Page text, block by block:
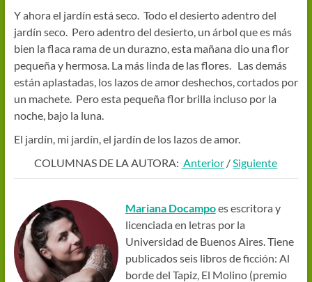
Y ahora el jardín está seco. Todo el desierto adentro del
jardín seco. Pero adentro del desierto, un árbol que es más
bien la flaca rama de un durazno, esta mañana dio una flor
pequeña y hermosa. La más linda de las flores. Las demás
están aplastadas, los lazos de amor deshechos, cortados por
un machete. Pero esta pequeña flor brilla incluso por la
noche, bajo la luna.
El jardín, mi jardín, el jardín de los lazos de amor.
COLUMNAS DE LA AUTORA: Anterior / Siguiente
Mariana Docampoes escritora y
licenciada en letras por la
Universidad de Buenos Aires. Tiene
publicados seis libros de ficción: Al
borde del Tapiz, El Molino (premio